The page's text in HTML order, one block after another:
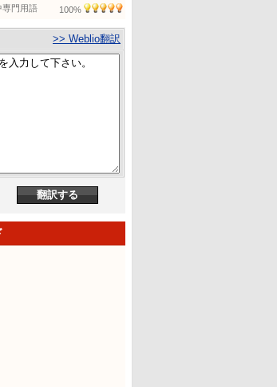
専門用語 100%
>> Weblio翻訳